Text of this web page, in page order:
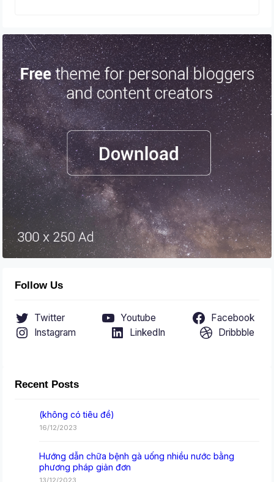
Follow Us
Twitter Youtube
Facebook
Instagram
LinkedIn Dribbble
Recent Posts
(không có tiêu đề)
16/12/2023
Hướng dẫn chữa bệnh gà uống nhiều nước bằng
phương pháp giản đơn
13/12/2023